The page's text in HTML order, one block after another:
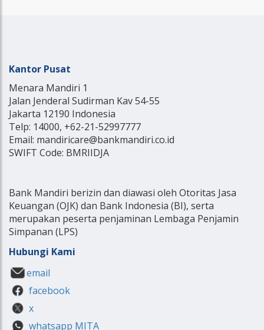
Kantor Pusat
Menara Mandiri 1
Jalan Jenderal Sudirman Kav 54-55
Jakarta 12190 Indonesia
Telp: 14000, +62-21-52997777
Email: mandiricare@bankmandiri.co.id
SWIFT Code: BMRIIDJA
Bank Mandiri berizin dan diawasi oleh Otoritas Jasa
Keuangan (OJK) dan Bank Indonesia (BI), serta
merupakan peserta penjaminan Lembaga Penjamin
Simpanan (LPS)
Hubungi Kami
email
facebook
x
whatsapp MITA